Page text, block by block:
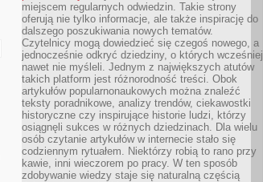
miejscem regularnych odwiedzin. Takie strony
oferują nie tylko informacje, ale także inspirację do
dalszego poszukiwania nowych tematów.
Czytelnicy mogą dowiedzieć się czegoś nowego, a
jednocześnie odkryć dziedziny, o których wcześniej
nawet nie myśleli. Jednym z największych atutów
takich platform jest różnorodność treści. Obok
artykułów popularnonaukowych można znaleźć
teksty poradnikowe, analizy trendów, ciekawostki
historyczne czy inspirujące historie ludzi, którzy
osiągnęli sukces w różnych dziedzinach. Dla wielu
osób czytanie artykułów w internecie stało się
codziennym rytuałem. Niektórzy robią to rano przy
kawie, inni wieczorem po pracy. W ten sposób
zdobywanie wiedzy staje się naturalną częścią